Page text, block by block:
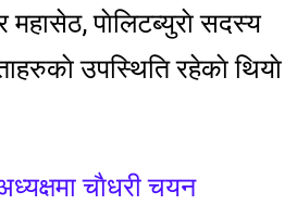
पाेलिटब्युराे सदस्य
उपस्थिति रहेकाे थियाे
चाैधरी चयन